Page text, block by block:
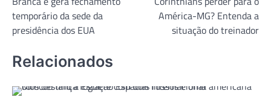
Post
temporário da sede da
presidência dos EUA
América-MG? Entenda a
situação do treinador
Relacionados